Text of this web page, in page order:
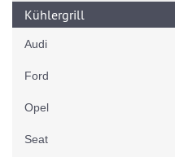
Kühlergrill
Audi
Ford
Opel
Seat